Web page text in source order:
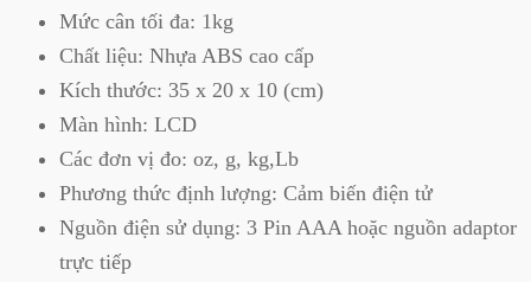
Mức cân tối đa: 1kg
Chất liệu: Nhựa ABS cao cấp
Kích thước: 35 x 20 x 10 (cm)
Màn hình: LCD
Các đơn vị đo: oz, g, kg,Lb
Phương thức định lượng: Cảm biến điện tử
Nguồn điện sử dụng: 3 Pin AAA hoặc nguồn adaptor
trực tiếp